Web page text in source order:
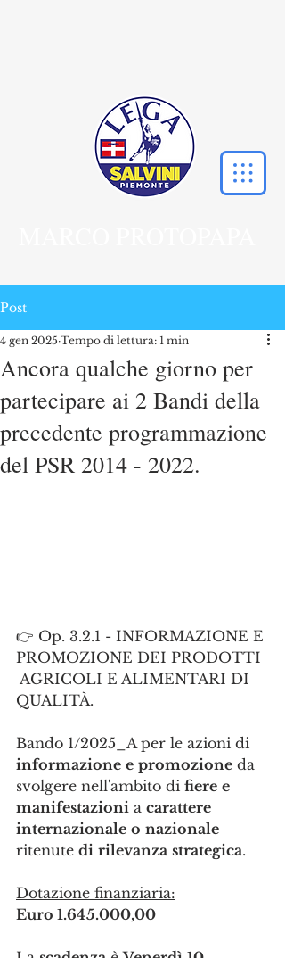
Post
Ancora qualche giorno per
partecipare ai 2 Bandi della
precedente programmazione
del PSR 2014 - 2022.
4 gen 2025 Tempo di lettura: 1 min
👉 Op. 3.2.1 - INFORMAZIONE E
PROMOZIONE DEI PRODOTTI
AGRICOLI E ALIMENTARI DI
QUALITÀ.
Bando 1/2025_A per le azioni di
informazione e promozione da
svolgere nellʼambito di fiere e
manifestazioni a carattere
internazionale o nazionale
ritenute di rilevanza strategica.
Dotazione finanziaria:
Euro 1.645.000,00